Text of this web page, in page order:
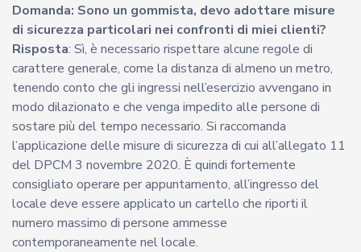
Domanda: Sono un gommista, devo adottare misure
di sicurezza particolari nei confronti di miei clienti?
Risposta: Sì, è necessario rispettare alcune regole di
carattere generale, come la distanza di almeno un metro,
tenendo conto che gli ingressi nell’esercizio avvengano in
modo dilazionato e che venga impedito alle persone di
sostare più del tempo necessario. Si raccomanda
l’applicazione delle misure di sicurezza di cui all’allegato 11
del DPCM 3 novembre 2020. È quindi fortemente
consigliato operare per appuntamento, all’ingresso del
locale deve essere applicato un cartello che riporti il
numero massimo di persone ammesse
contemporaneamente nel locale.